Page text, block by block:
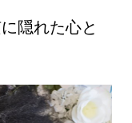
隠れた心と